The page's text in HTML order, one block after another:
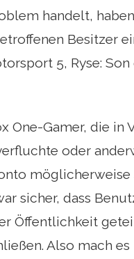
handelt,
Besitzer
5, Ryse:
One-Gamer, die
oder
sicher, dass
Öffentlichkeit
Also mach